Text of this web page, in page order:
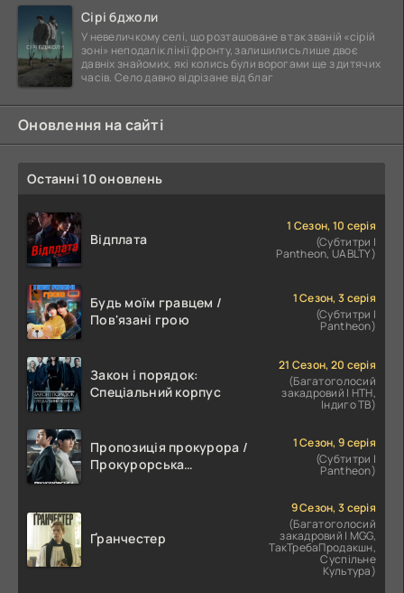
Сірі бджоли
У невеличкому селі, що розташоване в так званій «сірій
зоні» неподалік лінії фронту, залишились лише двоє
давніх знайомих, які колись були ворогами ще з дитячих
часів. Село давно відрізане від благ
Оновлення на сайті
Останні 10 оновлень
Відплата
1 Сезон, 10 серія
(Субтитри |
Pantheon, UABLTY)
Будь моїм гравцем /
Пов'язані грою
1 Сезон, 3 серія
(Субтитри |
Pantheon)
Закон і порядок:
Спеціальний корпус
21 Сезон, 20 серія
(Багатоголосий
закадровий | НТН,
Індиго ТВ)
Пропозиція прокурора /
Прокурорська
1 Сезон, 9 серія
(Субтитри |
Pantheon)
Ґранчестер
9 Сезон, 3 серія
(Багатоголосий
закадровий | MGG,
ТакТребаПродакшн,
Суспільне
Культура)